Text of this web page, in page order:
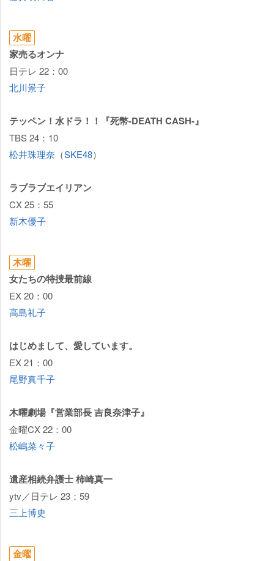
水曜
家売るオンナ
日テレ 22：00
北川景子
テッペン！水ドラ！！『死幣-DEATH CASH-』
TBS 24：10
松井珠理奈 （SKE48）
ラブラブエイリアン
CX 25：55
新木優子
木曜
女たちの特捜最前線
EX 20：00
高島礼子
はじめまして、愛しています。
EX 21：00
尾野真千子
木曜劇場『営業部長 吉良奈津子』
金曜CX 22：00
松嶋菜々子
産相続弁護士 柿崎真一
ytv／日テレ 23：59
三上博史
金曜